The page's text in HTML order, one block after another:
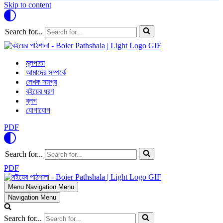
Skip to content
Search for...
মূলপাতা
আমাদের সম্পর্কে
লেখক সমগ্র
বইয়ের ধরণ
ব্লগ
যোগাযোগ
PDF
Search for...
PDF
Menu Navigation Menu
Navigation Menu
Search for...